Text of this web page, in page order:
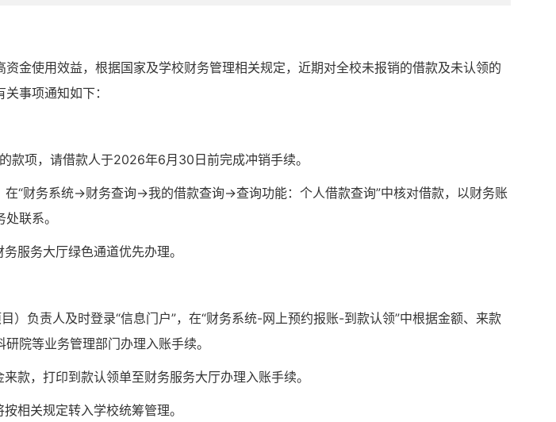
资金使用效益，根据国家及学校财务管理相关规定，近期对全校未报销的借款及未认领的
事项通知如下：
款项，请借款人于2026年6月 30 日前完成冲销手续。
在“财务系统→财务查询→我的借款查询→查询功能：个人借款查询”中核对借款，以财务账
联系。
务服务大厅绿色通道优先办理。
）负责人及时登录“信息门户”，在“财务系统-网上预约报账-到款认领”中根据金额、来款
院等业务管理部门办理入账手续。
来款，打印到款认领单至财务服务大厅办理入账手续。
相关规定转入学校统筹管理。